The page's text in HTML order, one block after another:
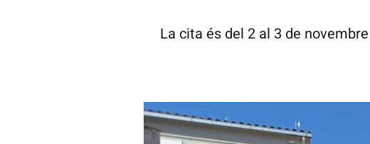
La cita és del 2 al 3 de